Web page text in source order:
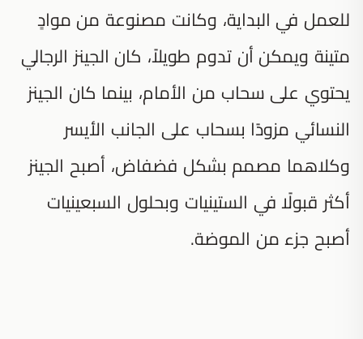
للعمل في البداية، وكانت مصنوعة من موادٍ
متينة ويمكن أن تدوم طويلاً، كان الجينز الرجالي
يحتوي على سحاب من الأمام، بينما كان الجينز
النسائي مزودًا بسحاب على الجانب الأيسر
وكلاهما مصمم بشكل فضفاض، أصبح الجينز
أكثر قبولًا في الستينيات وبحلول السبعينيات
أصبح جزء من الموضة.